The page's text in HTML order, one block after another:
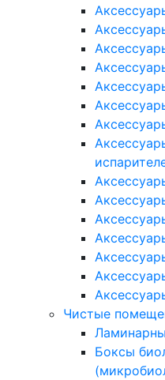
Чистые
Боксы